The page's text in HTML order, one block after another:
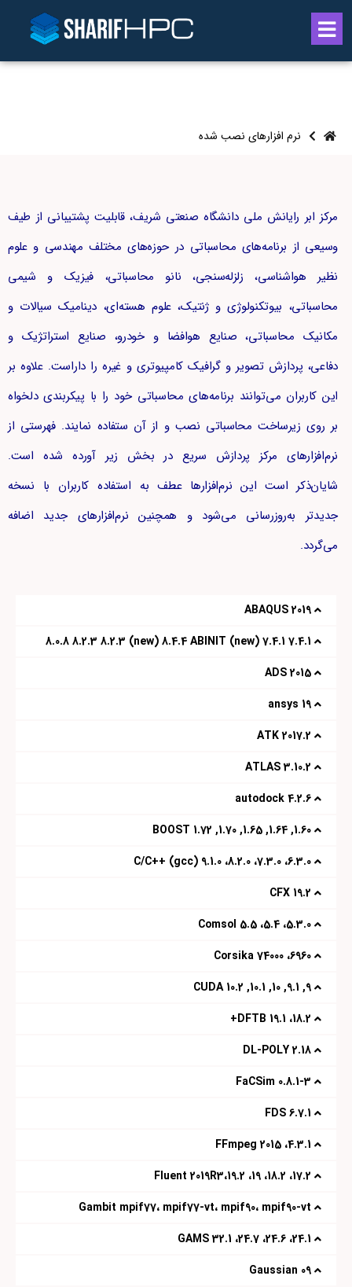
نرم افزارهای نصب شده
مرکز ابر رایانش ملی دانشگاه صنعتی شریف، قابلیت پشتیبانی از طیف
وسیعی از برنامه‌های محاسباتی در حوزه‌های مختلف مهندسی و علوم
نظیر هواشناسی، زلزله‌سنجی، نانو محاسباتی، فیزیک و شیمی
محاسباتی، بیوتکنولوژی و ژنتیک، علوم هسته‌ای، دینامیک سیالات و
مکانیک محاسباتی، صنایع هوافضا و خودرو، صنایع استراتژیک و
دفاعی، پردازش تصویر و گرافیک کامپیوتری و غیره را داراست. علاوه بر
این کاربران می‌توانند برنامه‌های محاسباتی خود را با پیکربندی دلخواه
بر روی زیرساخت محاسباتی نصب و از آن ستفاده نمایند. فهرستی از
نرم‌افزارهای مرکز پردازش سریع در بخش زیر آورده شده است.
شایان‌ذکر است این نرم‌افزارها عطف به استفاده کاربران با نسخه
جدیدتر به‌روزرسانی می‌شود و همچنین نرم‌افزارهای جدید اضافه
می‌گردد.
2019 ABAQUS
7.4.1 7.4.1 (new) 8.0.8 8.2.3 8.2.3 (new) 8.4.4 ABINIT
2015 ADS
19 ansys
2017.2 ATK
3.10.2 ATLAS
4.2.6 autodock
1.60, 1.64, 1.65, 1.70, 1.72 BOOST
6.3.0، 7.3.0، 8.2.0، 9.1.0 C/C++ (gcc)
19.2 CFX
5.3.0، 5.4، 5.5 Comsol
6960، 74000 Corsika
9, 9.1, 10, 10.1, 10.2 CUDA
18.2، 19.1 DFTB+
2.18 DL-POLY
0.8.1-3 FaCSim
6.7.1 FDS
4.3.1، 2015 FFmpeg
17.2، 18.2، 19، 19.2،Fluent 2019R3
Gambit mpif77، mpif77-vt، mpif90، mpif90-vt
24.1، 24.6، 24.7،‌ 32.1 GAMS
09 Gaussian